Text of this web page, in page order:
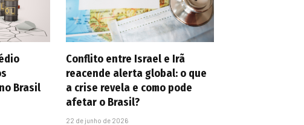
Brasil
Conflito entre Israel e Irã
reacende alerta global: o que
a crise revela e como pode
afetar o Brasil?
22 de junho de 2026